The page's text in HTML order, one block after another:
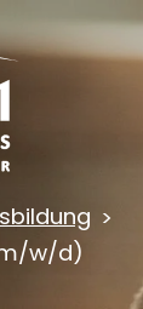
w/d)